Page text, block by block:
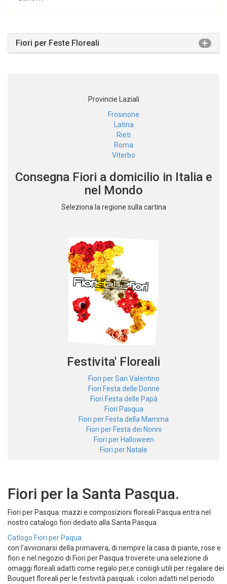
Fiori per Feste Floreali
Provincie Laziali
Frosinone
Latina
Rieti
Roma
Consegna Fiori a domicilio in Italia e
nel Mondo
Festivita' Floreali
Fiori per San Valentino
Fiori Festa delle Donne
Fiori Festa delle Papà
Fiori Pasqua
Fiori per Festa della Mamma
Fiori per Festa dei Nonni
Fiori per Halloween
Fiori per la Santa Pasqua.
Fiori per Pasqua: mazzi e composizioni floreali Pasqua entra nel
nostro catalogo fiori dediato alla Santa Pasqua
Catlogo Fiori per Paqua
con l'avvicinarsi della primavera, di riempire la casa di piante, rose e
fiori e nel negozio di Fiori per Pasqua troverete una selezione di
omaggi floreali adatti come regalo per,e consigli utili per regalare dei